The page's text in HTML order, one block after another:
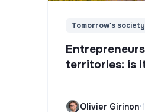
Tomorrow's
territories: is
Olivier Girinon•